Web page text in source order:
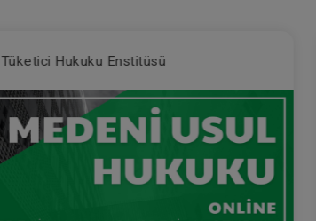
Tüketici Hukuku Enstitüsü